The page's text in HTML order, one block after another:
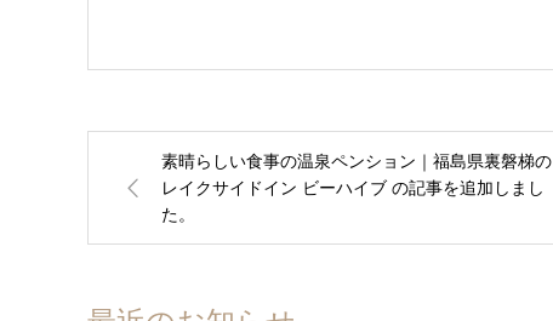
素晴らしい食事の温泉ペンション｜福島県裏磐梯の
レイクサイドイン ビーハイブ の記事を追加しまし
た。